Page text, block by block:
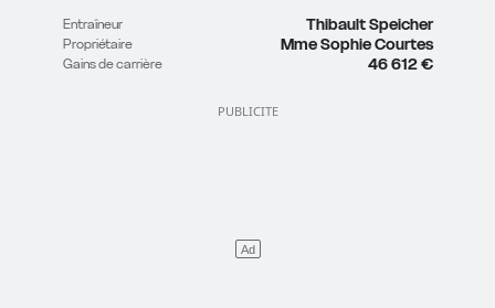
Entraîneur Thibault Speicher
Propriétaire Mme Sophie Courtes
Gains de carrière 46 612 €